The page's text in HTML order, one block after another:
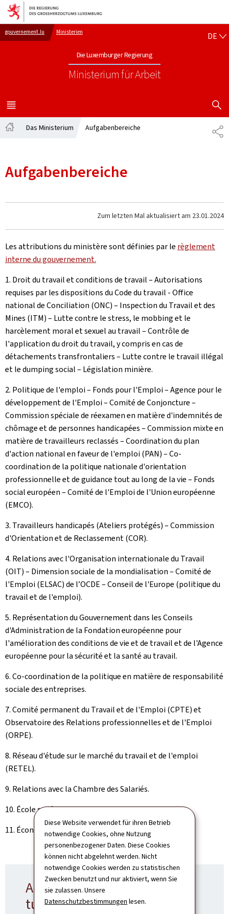
Diese Website verwendet für ihren Betrieb
notwendige Cookies, ohne Nutzung
personenbezogener Daten. Diese Cookies
können nicht abgelehnt werden. Nicht
notwendige Cookies werden zu statistischen
Zwecken benutzt und nur aktiviert, wenn Sie
sie zulassen. Unsere
Datenschutzbestimmungen lesen.
Zur Hauptnavigation
Zum Inhalt
gouvernement.lu Ministerien
Die Luxemburger Regierung
Ministerium für Arbeit
DE
MENÜ
HAUPT-
Das Ministerium Aufgabenbereiche
Aufgabenbereiche
Zum letzten Mal aktualisiert am 23.01.2024
Les attributions du ministère sont définies par le règlement
interne du gouvernement.
1. Droit du travail et conditions de travail – Autorisations
requises par les dispositions du Code du travail - Office
national de Conciliation (ONC) – Inspection du Travail et des
Mines (ITM) – Lutte contre le stress, le mobbing et le
harcèlement moral et sexuel au travail – Contrôle de
l'application du droit du travail, y compris en cas de
détachements transfrontaliers – Lutte contre le travail illégal
et le dumping social – Législation minière.
2. Politique de l'emploi – Fonds pour l'Emploi – Agence pour le
développement de l'Emploi – Comité de Conjoncture –
Commission spéciale de réexamen en matière d'indemnités de
chômage et de personnes handicapées – Commission mixte en
matière de travailleurs reclassés – Coordination du plan
d'action national en faveur de l'emploi (PAN) – Co-
coordination de la politique nationale d'orientation
professionnelle et de guidance tout au long de la vie – Fonds
social européen – Comité de l'Emploi de l'Union européenne
(EMCO).
3. Travailleurs handicapés (Ateliers protégés) – Commission
d'Orientation et de Reclassement (COR).
4. Relations avec l'Organisation internationale du Travail
(OIT) – Dimension sociale de la mondialisation – Comité de
l'Emploi (ELSAC) de l’OCDE – Conseil de l'Europe (politique du
travail et de l'emploi).
5. Représentation du Gouvernement dans les Conseils
d'Administration de la Fondation européenne pour
l'amélioration des conditions de vie et de travail et de l'Agence
européenne pour la sécurité et la santé au travail.
6. Co-coordination de la politique en matière de responsabilité
sociale des entreprises.
7. Comité permanent du Travail et de l'Emploi (CPTE) et
Observatoire des Relations professionnelles et de l'Emploi
(ORPE).
8. Réseau d'étude sur le marché du travail et de l'emploi
(RETEL).
9. Relations avec la Chambre des Salariés.
10. École supérieure du travail.
11. Économie sociale et solidaire.
Administrations sous la
tutelle du ministère